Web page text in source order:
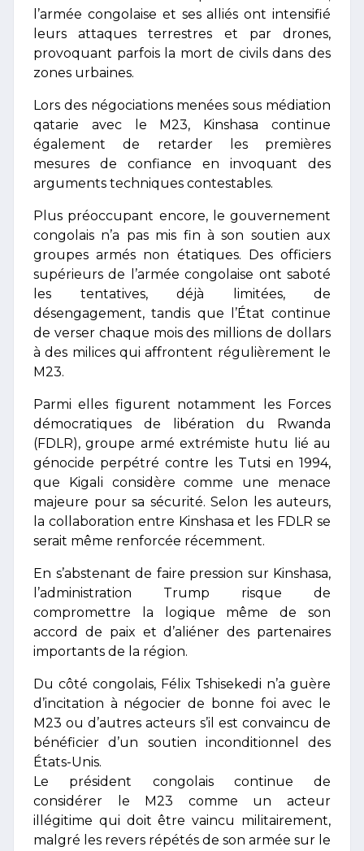
l’armée congolaise et ses alliés ont intensifié
leurs attaques terrestres et par drones,
provoquant parfois la mort de civils dans des
zones urbaines.
Lors des négociations menées sous médiation
qatarie avec le M23, Kinshasa continue
également de retarder les premières
mesures de confiance en invoquant des
arguments techniques contestables.
Plus préoccupant encore, le gouvernement
congolais n’a pas mis fin à son soutien aux
groupes armés non étatiques. Des officiers
supérieurs de l’armée congolaise ont saboté
les tentatives, déjà limitées, de
désengagement, tandis que l’État continue
de verser chaque mois des millions de dollars
à des milices qui affrontent régulièrement le
M23.
Parmi elles figurent notamment les Forces
démocratiques de libération du Rwanda
(FDLR), groupe armé extrémiste hutu lié au
génocide perpétré contre les Tutsi en 1994,
que Kigali considère comme une menace
majeure pour sa sécurité. Selon les auteurs,
la collaboration entre Kinshasa et les FDLR se
serait même renforcée récemment.
En s’abstenant de faire pression sur Kinshasa,
l’administration Trump risque de
compromettre la logique même de son
accord de paix et d’aliéner des partenaires
importants de la région.
Du côté congolais, Félix Tshisekedi n’a guère
d’incitation à négocier de bonne foi avec le
M23 ou d’autres acteurs s’il est convaincu de
bénéficier d’un soutien inconditionnel des
États-Unis.
Le président congolais continue de
considérer le M23 comme un acteur
illégitime qui doit être vaincu militairement,
malgré les revers répétés de son armée sur le